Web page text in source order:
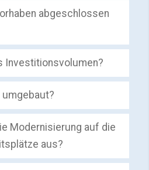
abgeschlossen
Investitionsvolumen?
umgebaut?
Modernisierung auf die
aus?